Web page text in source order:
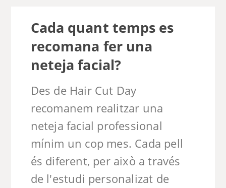
Cada quant temps es
recomana fer una
neteja facial?
Des de Hair Cut Day
recomanem realitzar una
neteja facial professional
mínim un cop mes. Cada pell
és diferent, per això a través
de l'estudi personalizat de